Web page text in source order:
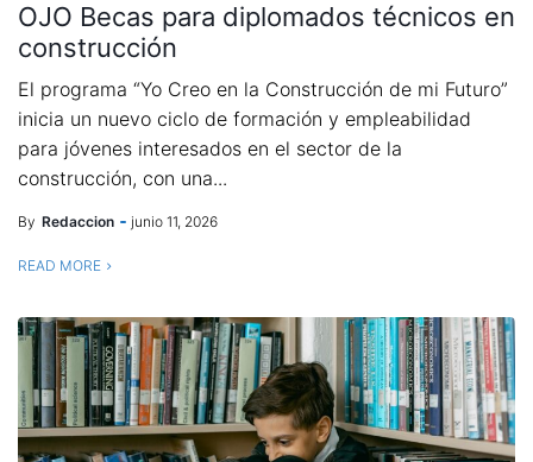
OJO Becas para diplomados técnicos en
construcción
El programa “Yo Creo en la Construcción de mi Futuro”
inicia un nuevo ciclo de formación y empleabilidad
para jóvenes interesados en el sector de la
construcción, con una...
By Redaccion junio 11, 2026
READ MORE